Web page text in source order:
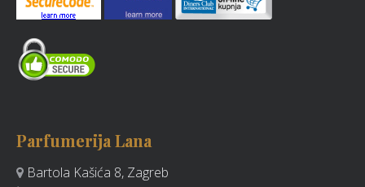
Parfumerija Lana
Bartola Kašića 8, Zagreb